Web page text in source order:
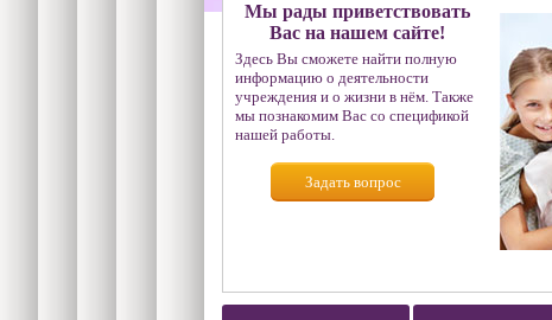
Мы рады приветствовать
Вас на нашем сайте!
Здесь Вы сможете найти полную
информацию о деятельности
учреждения и о жизни в нём. Также
мы познакомим Вас со спецификой
нашей работы.
Задать вопрос